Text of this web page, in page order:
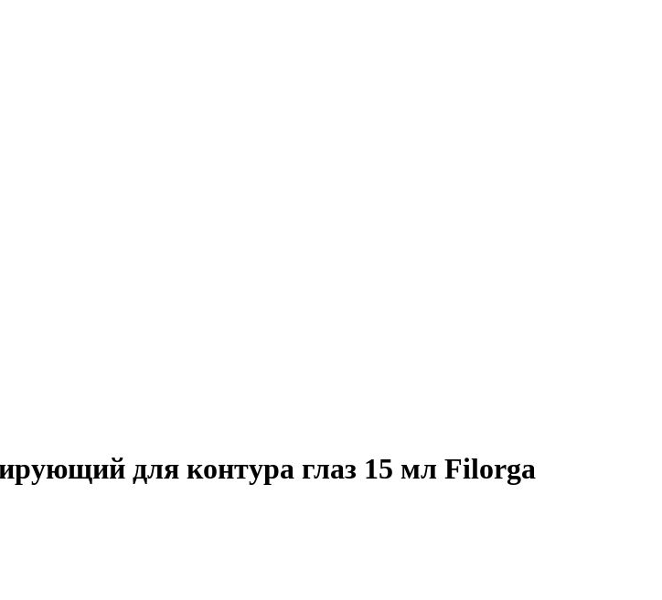
для контура глаз 15 мл Filorga